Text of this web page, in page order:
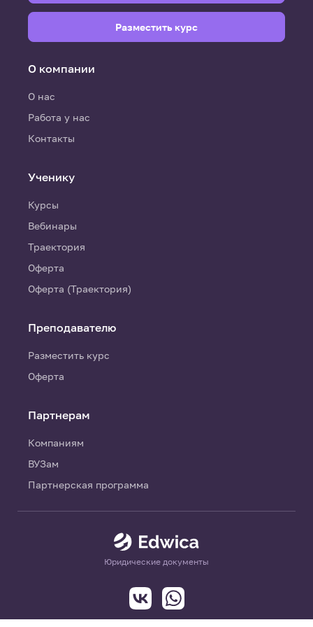
Юридические документы
О компании
О нас
Работа у нас
Контакты
Ученику
Курсы
Вебинары
Траектория
Оферта
Оферта (Траектория)
Преподавателю
Разместить курс
Оферта
Партнерам
Компаниям
ВУЗам
Партнерская программа
Разместить курс